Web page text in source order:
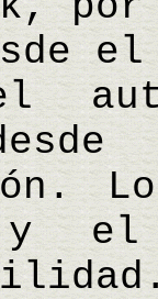
el
y el